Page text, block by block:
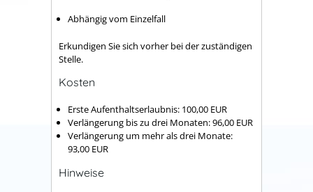
Abhängig vom Einzelfall
Erkundigen Sie sich vorher bei der zuständigen
Stelle.
Kosten
Erste Aufenthaltserlaubnis: 100,00 EUR
Verlängerung bis zu drei Monaten: 96,00 EUR
Verlängerung um mehr als drei Monate:
93,00 EUR
Hinweise